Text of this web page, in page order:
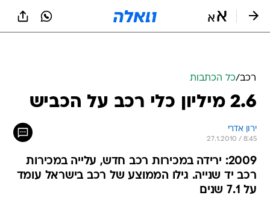
רכב/כל הכתבות
2.6 מיליון כלי רכב על הכביש
ירון אדרי
27.1.2010 / 8:45
2009: ירידה במכירות רכב חדש, עלייה במכירות
רכב יד שנייה. גילו הממוצע של רכב בישראל עומד
על 7.1 שנים